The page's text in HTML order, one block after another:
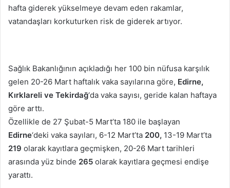
hafta giderek yükselmeye devam eden rakamlar,
vatandaşları korkuturken risk de giderek artıyor.
Sağlık Bakanlığının açıkladığı her 100 bin nüfusa karşılık
gelen 20-26 Mart haftalık vaka sayılarına göre, Edirne,
Kırklareli ve Tekirdağ‘da vaka sayısı, geride kalan haftaya
göre arttı.
Özellikle de 27 Şubat-5 Mart’ta 180 ile başlayan
Edirne‘deki vaka sayıları, 6-12 Mart’ta 200, 13-19 Mart’ta
219 olarak kayıtlara geçmişken, 20-26 Mart tarihleri
arasında yüz binde 265 olarak kayıtlara geçmesi endişe
yarattı.